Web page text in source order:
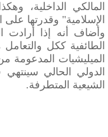
المالكي الداخلية،
الإسلامية" وقدرتها
وأضاف أنه إذا أرادت
الطائفية ككل
الميليشيات المدعومة
الدولي الحالي
الشيعية المتطرفة.